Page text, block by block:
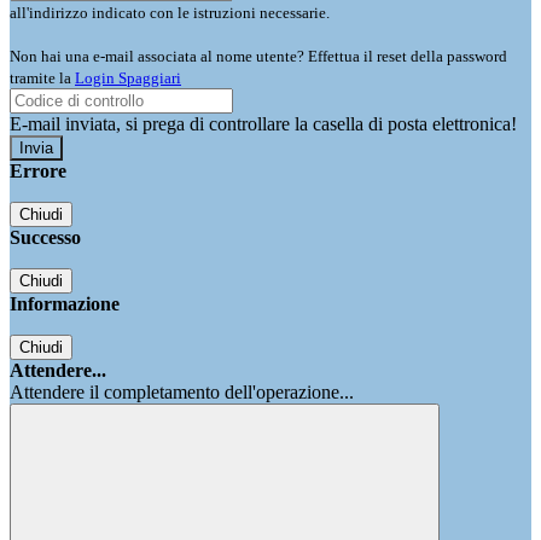
all'indirizzo indicato con le istruzioni necessarie.
Non hai una e-mail associata al nome utente? Effettua il reset della password
tramite la Login Spaggiari
E-mail inviata, si prega di controllare la casella di posta elettronica!
Errore
Chiudi
Successo
Chiudi
Informazione
Chiudi
Attendere...
Attendere il completamento dell'operazione...